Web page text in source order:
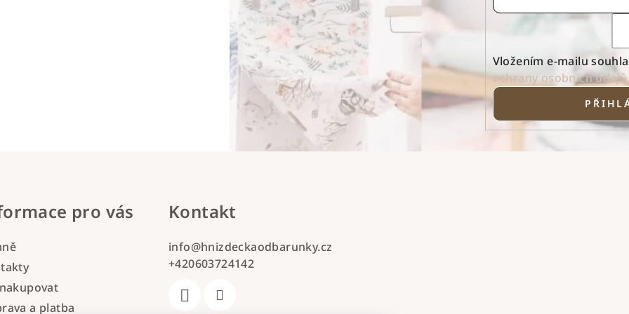
Vložením e-mailu
ochrany osobních údajů
pro vás
a platba
Kontakt
info@hnizdeckaodbarunky.cz
+420603724142